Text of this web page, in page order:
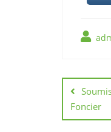
de
Foncier